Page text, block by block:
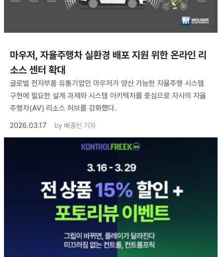
마우저, 자율주행차 실환경 배포 지원 위한 온라인 리
소스 센터 확대
글로벌 전자부품 유통기업인 마우저가 양산 가능한 자율주행 시스템
구현에 필요한 설계 과제와 시스템 아키텍처를 중심으로 자사의 자율
주행차(AV) 리소스 허브를 강화했다.
2026.03.17
by 배종인 기자